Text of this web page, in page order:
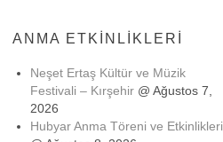
ANMA ETKINLIKLERI
Neşet Ertaş Kültür ve Müzik
Festivali – Kırşehir@ Ağustos 7,
2026
Hubyar Anma Töreni ve Etkinlikleri